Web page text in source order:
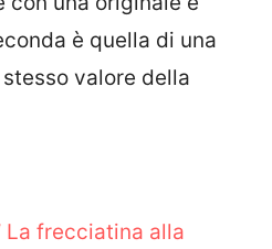
è quella di una
valore della
La frecciatina alla